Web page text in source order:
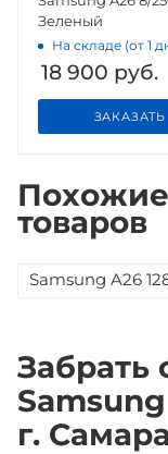
Зеленый
На складе (от 1
18 900 руб.
ЗАКАЗАТЬ
товаров
Samsung A26
Забрать
г.